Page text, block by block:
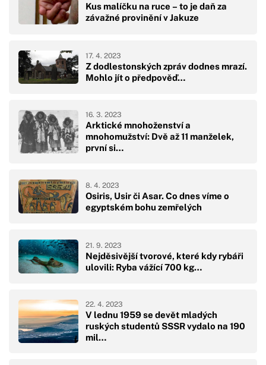
Kus malíčku na ruce – to je daň za
závažné provinění v Jakuze
Z dodlestonských zpráv dodnes mrazí.
Mohlo jít o předpověď…
17. 4. 2023
Arktické mnohoženství a
mnohomužství: Dvě až 11 manželek,
první si…
16. 3. 2023
Osiris, Usir či Asar. Co dnes víme o
egyptském bohu zemřelých
8. 4. 2023
Nejděsivější tvorové, které kdy rybáři
ulovili: Ryba vážící 700 kg…
21. 9. 2023
V lednu 1959 se devět mladých
ruských studentů SSSR vydalo na 190
mil…
22. 4. 2023